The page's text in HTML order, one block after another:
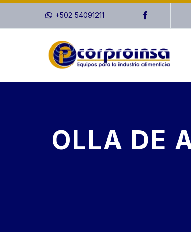
+502 54091211
OLLA DE